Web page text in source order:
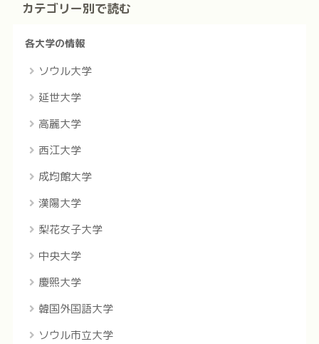
カテゴリー別で読む
各大学の情報
ソウル大学
延世大学
高麗大学
西江大学
成均館大学
漢陽大学
梨花女子大学
中央大学
慶煕大学
韓国外国語大学
ソウル市立大学